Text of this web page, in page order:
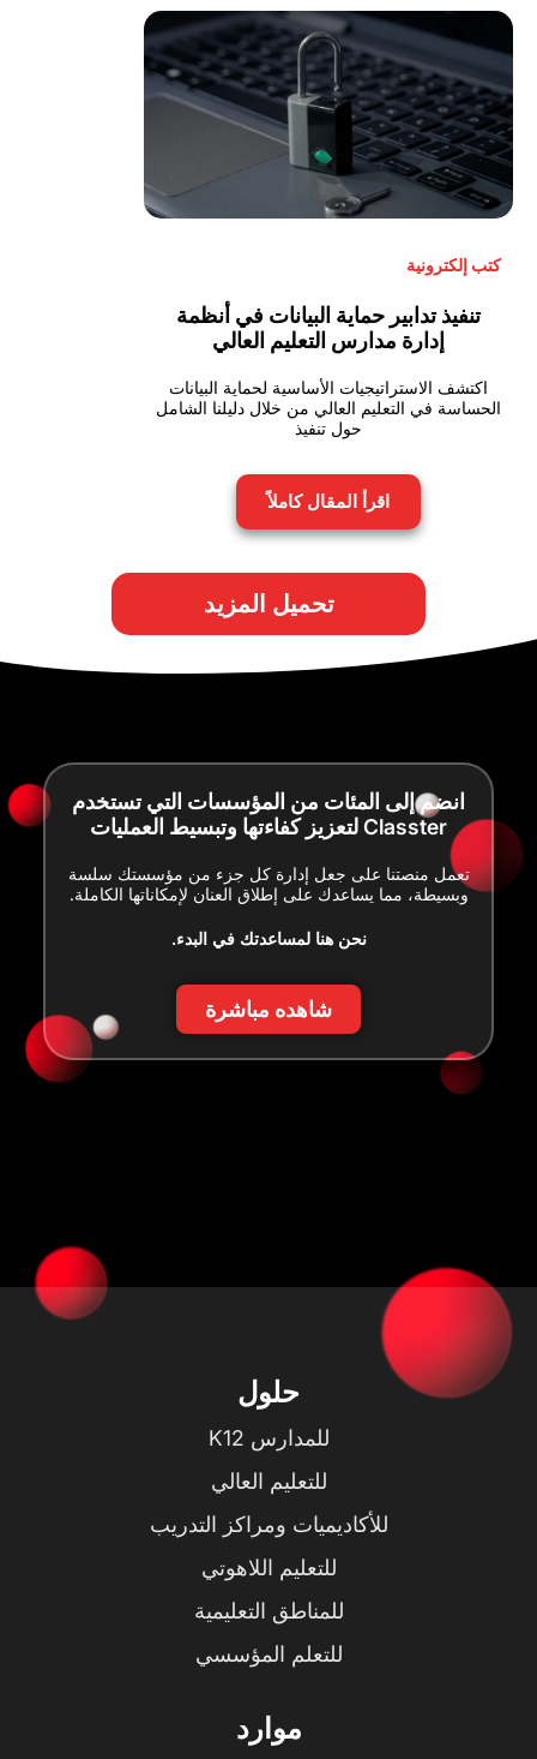
كتب إلكترونية
تنفيذ تدابير حماية البيانات في أنظمة
إدارة مدارس التعليم العالي
اكتشف الاستراتيجيات الأساسية لحماية البيانات
الحساسة في التعليم العالي من خلال دليلنا الشامل
حول تنفيذ
اقرأ المقال كاملاً
تحميل المزيد
انضم إلى المئات من المؤسسات التي تستخدم
Classter لتعزيز كفاءتها وتبسيط العمليات
تعمل منصتنا على جعل إدارة كل جزء من مؤسستك سلسة
وبسيطة، مما يساعدك على إطلاق العنان لإمكاناتها الكاملة.
نحن هنا لمساعدتك في البدء.
شاهده مباشرة
حلول
للمدارس K12
للتعليم العالي
للأكاديميات ومراكز التدريب
للتعليم اللاهوتي
للمناطق التعليمية
للتعلم المؤسسي
موارد